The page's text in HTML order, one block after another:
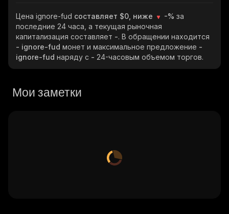
Цена ignore-fud составляет $0, ниже -% за
последние 24 часа, а текущая рыночная
капитализация составляет -. В обращении находится
- ignore-fud монет и максимальное предложение -
ignore-fud наряду с - 24-часовым объемом торгов.
Мои заметки